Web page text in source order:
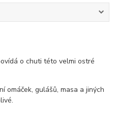
o chuti této velmi ostré
omáček, gulášů, masa a jiných